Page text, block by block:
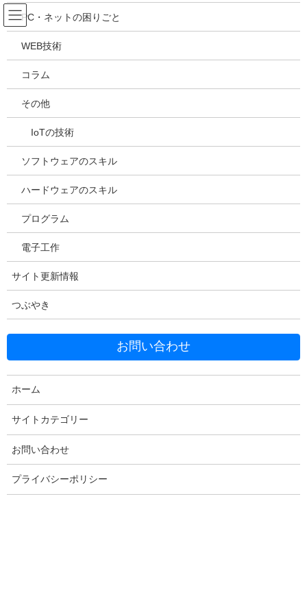
コ
ン
テ
ツ
ス
ッ
ナ
ビ
ゲ
シ
ン
移
吉川万能ＩＴ研究所
メディア
HOME
2024年11月21日
20241121231622
X
Copy
コメントを残す
PC・ネットの困りごと
WEB技術
コラム
その他
IoTの技術
ソフトウェアのスキル
ハードウェアのスキル
プログラム
電子工作
サイト更新情報
つぶやき
お問い合わせ
ホーム
サイトカテゴリー
お問い合わせ
プライバシーポリシー